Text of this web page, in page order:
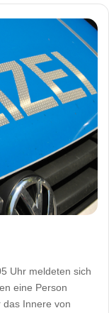
Uhr meldeten sich
eine Person
das Innere von